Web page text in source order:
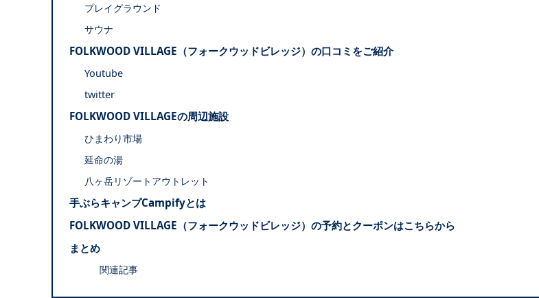
プレイグラウンド
サウナ
FOLKWOOD VILLAGE（フォークウッドビレッジ）の口コミをご紹介
Youtube
twitter
FOLKWOOD VILLAGEの周辺施設
ひまわり市場
延命の湯
八ヶ岳リゾートアウトレット
手ぶらキャンプCampifyとは
FOLKWOOD VILLAGE（フォークウッドビレッジ）の予約とクーポンはこちらから
まとめ
関連記事